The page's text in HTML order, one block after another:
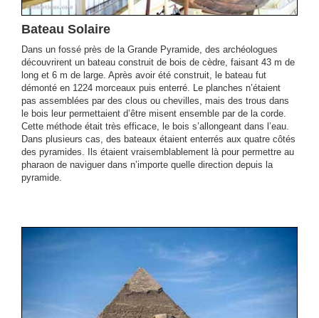
Bateau Solaire
Dans un fossé près de la Grande Pyramide, des archéologues
découvrirent un bateau construit de bois de cèdre, faisant 43 m de
long et 6 m de large. Après avoir été construit, le bateau fut
démonté en 1224 morceaux puis enterré. Le planches n’étaient
pas assemblées par des clous ou chevilles, mais des trous dans
le bois leur permettaient d’être misent ensemble par de la corde.
Cette méthode était très efficace, le bois s’allongeant dans l’eau.
Dans plusieurs cas, des bateaux étaient enterrés aux quatre côtés
des pyramides. Ils étaient vraisemblablement là pour permettre au
pharaon de naviguer dans n’importe quelle direction depuis la
pyramide.